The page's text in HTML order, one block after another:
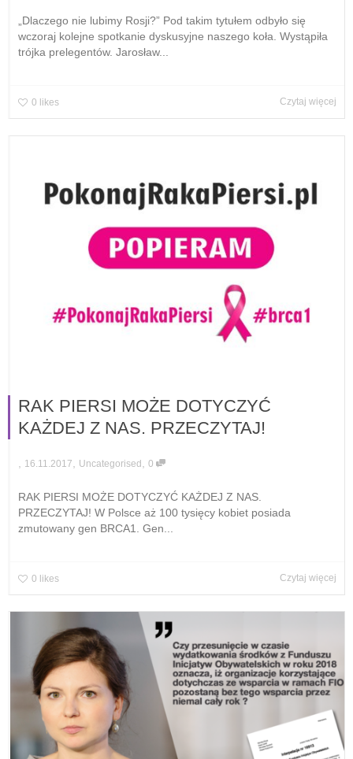
„Dlaczego nie lubimy Rosji?” Pod takim tytułem odbyło się
wczoraj kolejne spotkanie dyskusyjne naszego koła. Wystąpiła
trójka prelegentów. Jarosław...
0 likes Czytaj więcej
RAK PIERSI MOŻE DOTYCZYĆ
KAŻDEJ Z NAS. PRZECZYTAJ!
, 16.11.2017, Uncategorised , 0
RAK PIERSI MOŻE DOTYCZYĆ KAŻDEJ Z NAS.
PRZECZYTAJ! W Polsce aż 100 tysięcy kobiet posiada
zmutowany gen BRCA1. Gen...
0 likes Czytaj więcej